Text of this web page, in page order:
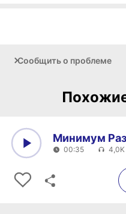
Сообщить о проблеме
Минимум
00:35 4,0K